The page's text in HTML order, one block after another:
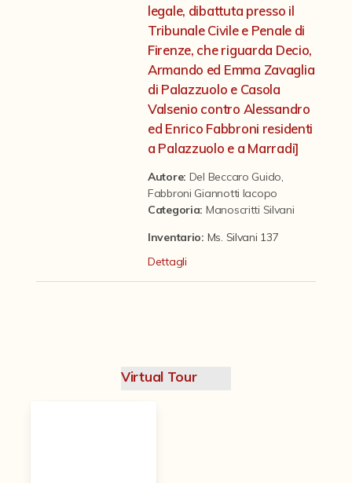
Il progetto Digital Humanities
legale, dibattuta presso il
Tribunale Civile e Penale di
Firenze, che riguarda Decio,
Armando ed Emma Zavaglia
di Palazzuolo e Casola
Valsenio contro Alessandro
ed Enrico Fabbroni residenti
a Palazzuolo e a Marradi]
Autore: Del Beccaro Guido
Fabbroni Giannotti Iacopo
Categoria: Manoscritti Silvani
Inventario: Ms. Silvani 137
Dettagli
Virtual Tour